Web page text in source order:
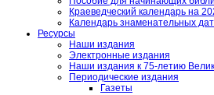
Краеведческий календарь на
Календарь знаменательных
Ресурсы
Наши издания
Электронные издания
Наши издания к 75-летию
Периодические издания
Газеты